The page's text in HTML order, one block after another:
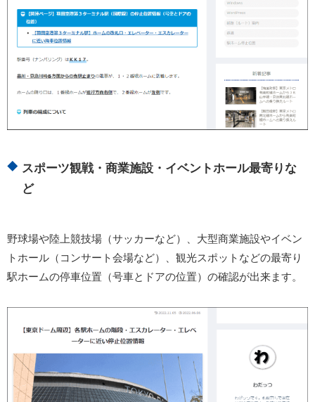
スポーツ観戦・商業施設・イベントホール最寄りな
ど
野球場や陸上競技場（サッカーなど）、大型商業施設やイベン
トホール（コンサート会場など）、観光スポットなどの最寄り
駅ホームの停車位置（号車とドアの位置）の確認が出来ます。